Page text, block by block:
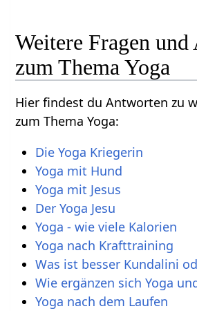
Weitere Fragen
zum Thema Yoga
Hier findest du Antworten zu
zum Thema Yoga:
Die Yoga Kriegerin
Yoga mit Hund
Yoga mit Jesus
Der Yoga Jesu
Yoga - wie viele Kalorien
Yoga nach Krafttraining
Was ist besser Kundalini
Wie ergänzen sich Yoga
Yoga nach dem Laufen